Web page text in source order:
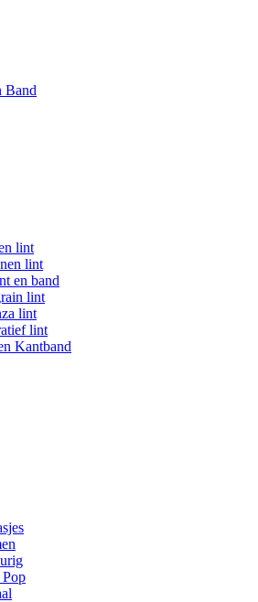
Band
lint
lint
en band
lint
lint
lint
Kantband
Pop